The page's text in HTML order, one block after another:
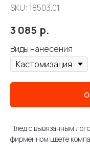
SKU: 18503.01
3 085 р.
Виды нанесения
Плед с вывязанным
фирменном цвете